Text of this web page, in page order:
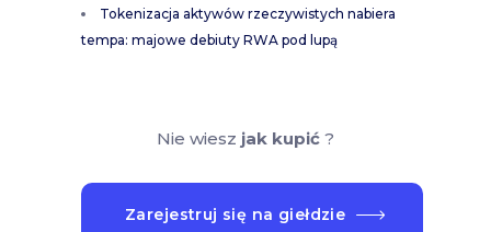
Tokenizacja aktywów rzeczywistych nabiera
tempa: majowe debiuty RWA pod lupą
Nie wiesz jak kupić?
Zarejestruj się na giełdzie